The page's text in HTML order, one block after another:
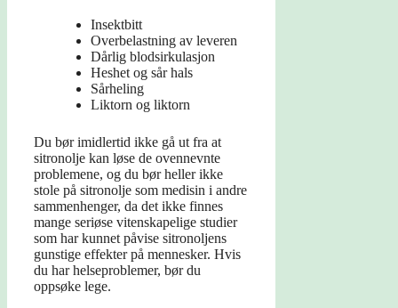
Insektbitt
Overbelastning av leveren
Dårlig blodsirkulasjon
Heshet og sår hals
Sårheling
Liktorn og liktorn
Du bør imidlertid ikke gå ut fra at
sitronolje kan løse de ovennevnte
problemene, og du bør heller ikke
stole på sitronolje som medisin i andre
sammenhenger, da det ikke finnes
mange seriøse vitenskapelige studier
som har kunnet påvise sitronoljens
gunstige effekter på mennesker. Hvis
du har helseproblemer, bør du
oppsøke lege.